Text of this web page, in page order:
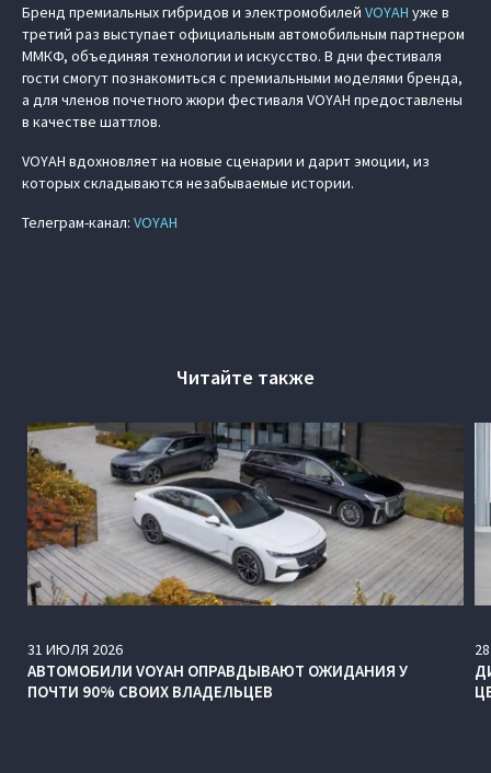
Бренд премиальных гибридов и электромобилей VOYAH уже в
третий раз выступает официальным автомобильным партнером
ММКФ, объединяя технологии и искусство. В дни фестиваля
гости смогут познакомиться с премиальными моделями бренда,
а для членов почетного жюри фестиваля VOYAH предоставлены
в качестве шаттлов.
VOYAH вдохновляет на новые сценарии и дарит эмоции, из
которых складываются незабываемые истории.
Телеграм-канал: VOYAH
Читайте также
31 ИЮЛЯ 2026
АВТОМОБИЛИ VOYAH ОПРАВДЫВАЮТ ОЖИДАНИЯ У
ПОЧТИ 90% СВОИХ ВЛАДЕЛЬЦЕВ
28